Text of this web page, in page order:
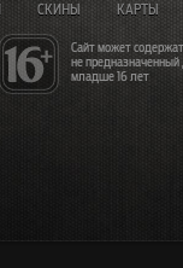
Сайт может
не
младше 16 лет
СКИНЫ КАРТЫ